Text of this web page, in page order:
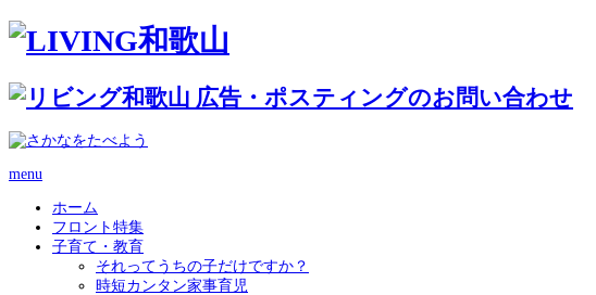
menu
ホーム
フロント特集
子育て・教育
それってうちの子だけですか？
時短カンタン家事育児